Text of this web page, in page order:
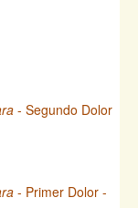
- Segundo Dolor
- Primer Dolor -